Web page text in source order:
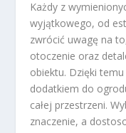
Każdy z
wyjątkowego, od
zwrócić uwagę na
otoczenie oraz
obiektu. Dzięki
dodatkiem do
całej przestrzeni.
znaczenie, a